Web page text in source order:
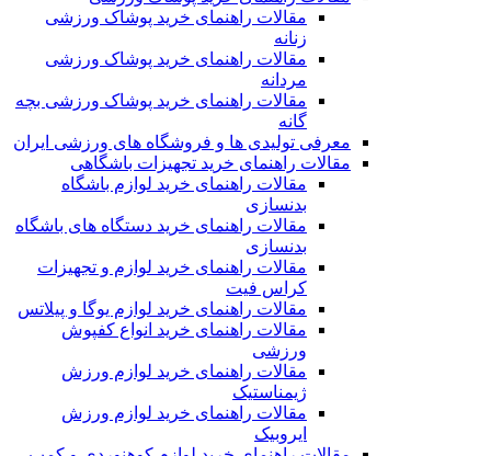
مقالات راهنمای خرید پوشاک ورزشی
زنانه
مقالات راهنمای خرید پوشاک ورزشی
مردانه
مقالات راهنمای خرید پوشاک ورزشی بچه
گانه
معرفی تولیدی ها و فروشگاه های ورزشی ایران
مقالات راهنمای خرید تجهیزات باشگاهی
مقالات راهنمای خرید لوازم باشگاه
بدنسازی
مقالات راهنمای خرید دستگاه های باشگاه
بدنسازی
مقالات راهنمای خرید لوازم و تجهیزات
کراس فیت
مقالات راهنمای خرید لوازم یوگا و پیلاتس
مقالات راهنمای خرید انواع کفپوش
ورزشی
مقالات راهنمای خرید لوازم ورزش
ژیمناستیک
مقالات راهنمای خرید لوازم ورزش
ایروبیک